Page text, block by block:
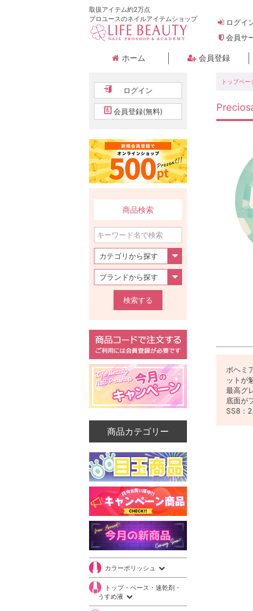
取扱アイテム約2万点
プロユースのネイルアイテムショップ
ログイ
会員サ
ホーム 会員登録
トップペー
ボヘミ
ットが
最高グ
底面が
SS8：
ログイン
会員登録(無料)
商品検索
検索する
商品カテゴリー
カラーポリッシュ
トップ・ベース・速乾剤・
うすめ液